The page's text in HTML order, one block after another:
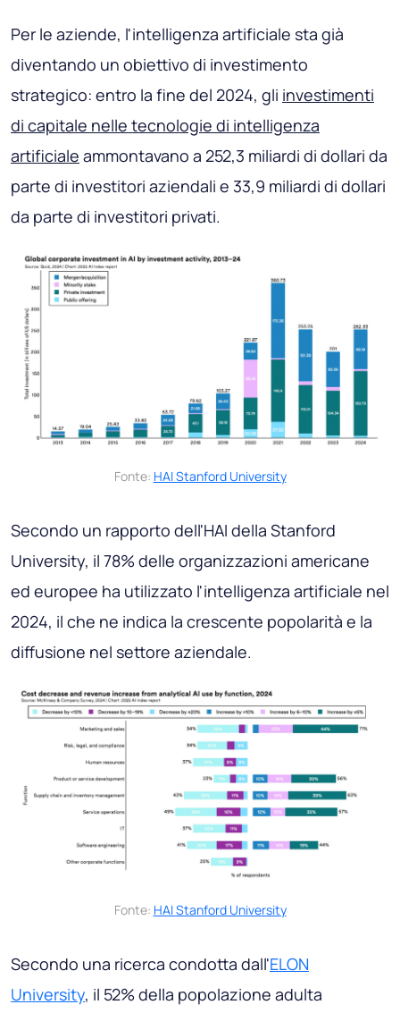
Per le aziende, l'intelligenza artificiale sta già
diventando un obiettivo di investimento
strategico: entro la fine del 2024, gli investimenti
di capitale nelle tecnologie di intelligenza
artificiale ammontavano a 252,3 miliardi di dollari da
parte di investitori aziendali e 33,9 miliardi di dollari
da parte di investitori privati.
Fonte: HAI Stanford University
Secondo un rapporto dell'HAI della Stanford
University, il 78% delle organizzazioni americane
ed europee ha utilizzato l'intelligenza artificiale nel
2024, il che ne indica la crescente popolarità e la
diffusione nel settore aziendale.
Fonte: HAI Stanford University
Secondo una ricerca condotta dall'ELON
University, il 52% della popolazione adulta